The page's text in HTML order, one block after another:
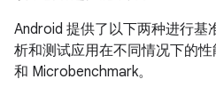
Android 提供了以下两种进行基
析和测试应用在不同情况下的
和 Microbenchmark。